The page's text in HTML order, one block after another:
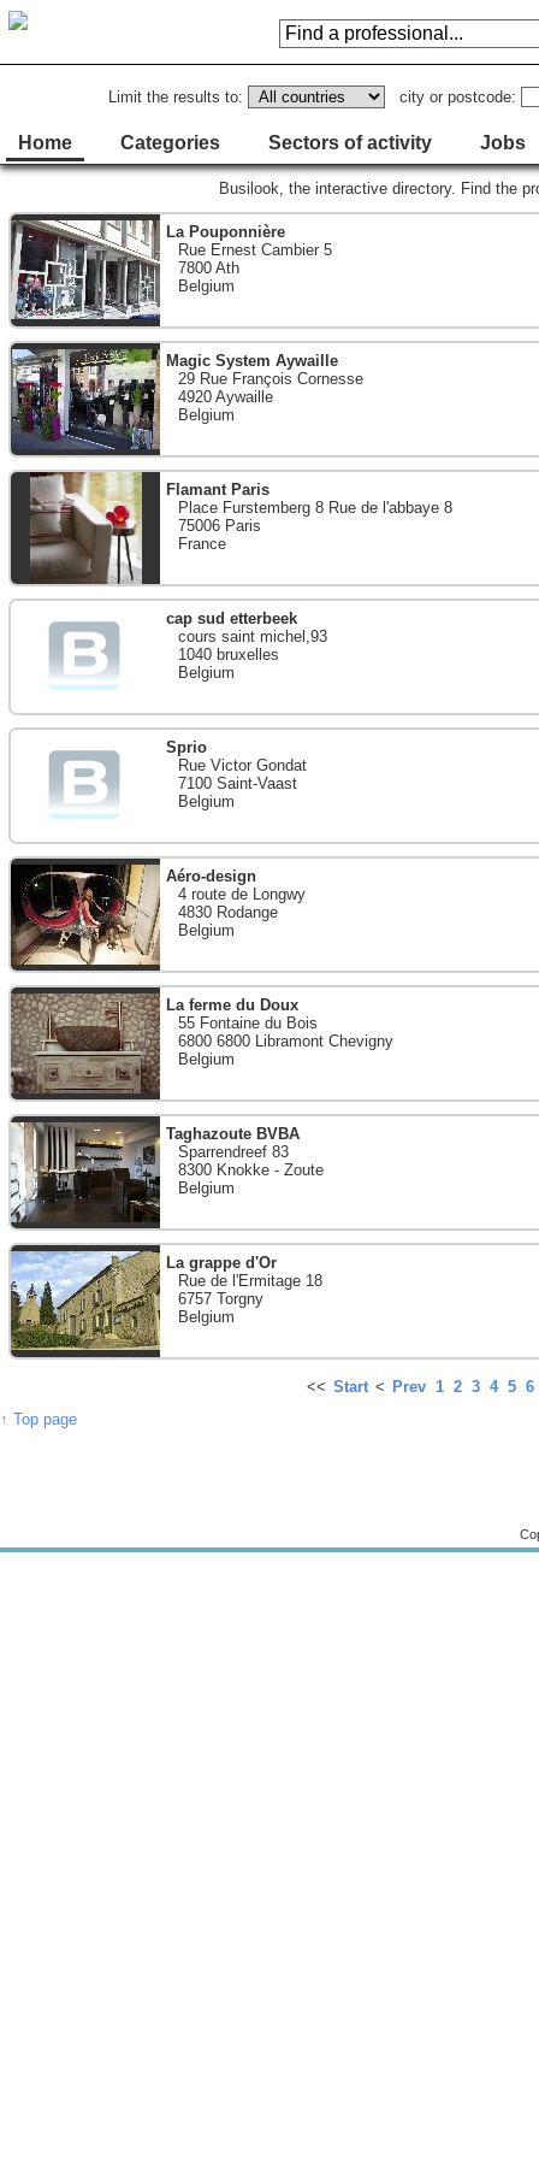
Limit the results to: city or postcode:
Home Categories Sectors of activity Jobs
Busilook, the interactive directory. Find the
La Pouponnière
Rue Ernest Cambier 5
7800 Ath
Belgium
Magic System Aywaille
29 Rue François Cornesse
4920 Aywaille
Belgium
Flamant Paris
Place Furstemberg 8 Rue de l'abbaye 8
75006 Paris
France
cap sud etterbeek
cours saint michel,93
1040 bruxelles
Belgium
Sprio
Rue Victor Gondat
7100 Saint-Vaast
Belgium
Aéro-design
4 route de Longwy
4830 Rodange
Belgium
La ferme du Doux
55 Fontaine du Bois
6800 6800 Libramont Chevigny
Belgium
Taghazoute BVBA
Sparrendreef 83
8300 Knokke - Zoute
Belgium
La grappe d'Or
Rue de l'Ermitage 18
6757 Torgny
Belgium
<< Start < Prev 1 2 3 4 5 6
↑ Top page